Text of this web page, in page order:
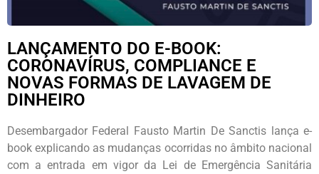
LANÇAMENTO DO E-BOOK:
CORONAVÍRUS, COMPLIANCE E
NOVAS FORMAS DE LAVAGEM DE
DINHEIRO
Desembargador Federal Fausto Martin De Sanctis lança e-
book explicando as mudanças ocorridas no âmbito nacional
com a entrada em vigor da Lei de Emergência Sanitária